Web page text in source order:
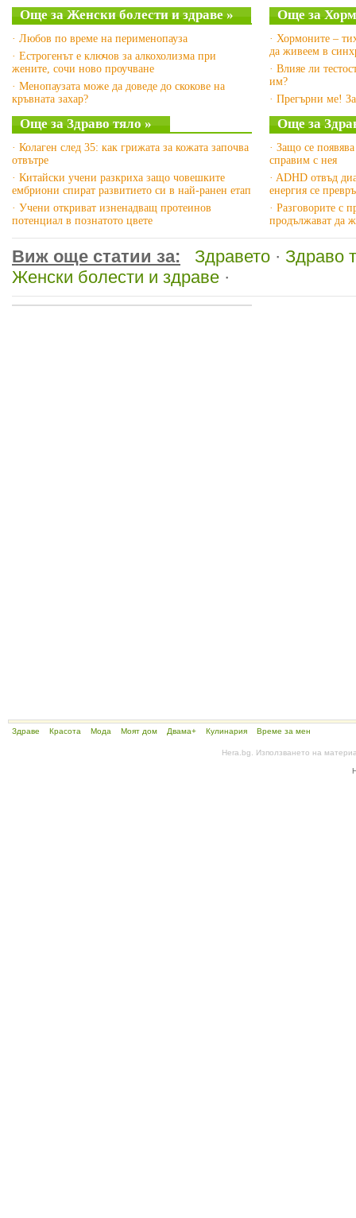
Още за Женски болести и здраве »
· Любов по време на перименопауза
· Естрогенът е ключов за алкохолизма при
жените, сочи ново проучване
· Менопаузата може да доведе до скокове на
кръвната захар?
Още за
· Хормоните –
да живеем в
· Влияе ли
им?
· Прегърни ме!
Още за Здраво тяло »
· Колаген след 35: как грижата за кожата започва
отвътре
· Китайски учени разкриха защо човешките
ембриони спират развитието си в най-ранен етап
· Учени откриват изненадващ протеинов
потенциал в познатото цвете
Още за
· Защо се
справим с нея
· ADHD отвъд
енергия се
· Разговорите с
продължават да
Виж още статии за: Здравето · Здраво
Женски болести и здраве ·
Здраве Красота Мода Моят дом Двама+ Кулинария Време за мен
Hera.bg. Използването на